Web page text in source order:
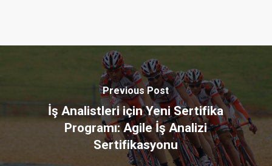
Previous Post
İş Analistleri için Yeni Sertifika
Programı: Agile İş Analizi
Sertifikasyonu